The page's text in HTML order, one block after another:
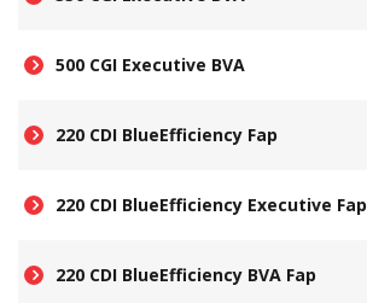
500 CGI Executive BVA
220 CDI BlueEfficiency Fap
220 CDI BlueEfficiency Executive Fap
220 CDI BlueEfficiency BVA Fap